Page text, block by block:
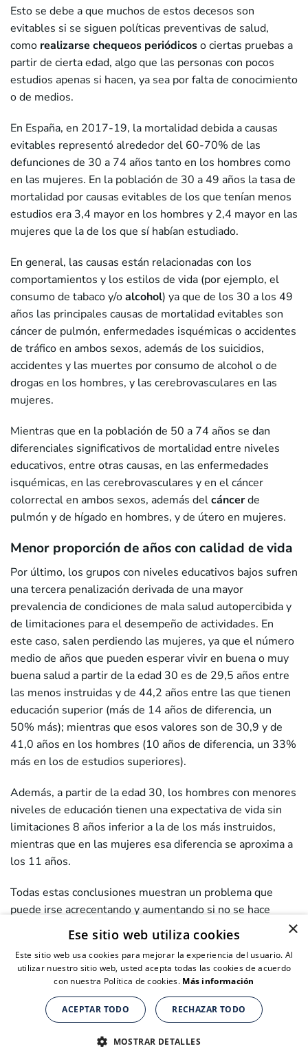
Suplementos nutricionales para personas de + de 40 años
CLICK AQUÍ PARA COMPRAR
Esto se debe a que muchos de estos decesos son
evitables si se siguen políticas preventivas de salud,
como realizarse chequeos periódicoso ciertas pruebas a
partir de cierta edad, algo que las personas con pocos
estudios apenas si hacen, ya sea por falta de conocimiento
o de medios.
En España, en 2017-19, la mortalidad debida a causas
evitables representó alrededor del 60-70% de las
defunciones de 30 a 74 años tanto en los hombres como
en las mujeres. En la población de 30 a 49 años la tasa de
mortalidad por causas evitables de los que tenían menos
estudios era 3,4 mayor en los hombres y 2,4 mayor en las
mujeres que la de los que sí habían estudiado.
En general, las causas están relacionadas con los
comportamientos y los estilos de vida (por ejemplo, el
consumo de tabaco y/oalcohol) ya que de los 30 a los 49
años las principales causas de mortalidad evitables son
cáncer de pulmón, enfermedades isquémicas o accidentes
de tráfico en ambos sexos, además de los suicidios,
accidentes y las muertes por consumo de alcohol o de
drogas en los hombres, y las cerebrovasculares en las
mujeres.
Mientras que en la población de 50 a 74 años se dan
diferenciales significativos de mortalidad entre niveles
educativos, entre otras causas, en las enfermedades
isquémicas, en las cerebrovasculares y en el cáncer
colorrectal en ambos sexos, además delcáncerde
pulmón y de hígado en hombres, y de útero en mujeres.
Menor proporción de años con calidad de vida
Por último, los grupos con niveles educativos bajos sufren
una tercera penalización derivada de una mayor
prevalencia de condiciones de mala salud autopercibida y
de limitaciones para el desempeño de actividades. En
este caso, salen perdiendo las mujeres, ya que el número
medio de años que pueden esperar vivir en buena o muy
buena salud a partir de la edad 30 es de 29,5 años entre
las menos instruidas y de 44,2 años entre las que tienen
educación superior (más de 14 años de diferencia, un
50% más); mientras que esos valores son de 30,9 y de
41,0 años en los hombres (10 años de diferencia, un 33%
más en los de estudios superiores).
Además, a partir de la edad 30, los hombres con menores
niveles de educación tienen una expectativa de vida sin
limitaciones 8 años inferior a la de los más instruidos,
mientras que en las mujeres esa diferencia se aproxima a
los 11 años.
Todas estas conclusiones muestran un problema que
puede irse acrecentando y aumentando si no se hace
nada, ya que estas desigualdades aumentarían y, por
ejemplo, las mujeres con bajos niveles educativos sólo
disfrutarían de buena o muy buena salud poco más de la
mitad de los años que le restarían de vida a partir de su
trigésimo aniversario, mientras que las de nivel educativo
superior percibirían su salud como buena durante tres
Suplementos nutricionales para personas de + de 40 años
CLICK AQUÍ PARA COMPRAR
Suplementos nutricionales para personas de + de 40 años
CLICK AQUÍ PARA COMPRAR
×
Ese sitio web utiliza cookies
Este sitio web usa cookies para mejorar la experiencia del usuario. Al
utilizar nuestro sitio web, usted acepta todas las cookies de acuerdo
con nuestra Política de cookies. Más información
ACEPTAR TODO RECHAZAR TODO
MOSTRAR DETALLES